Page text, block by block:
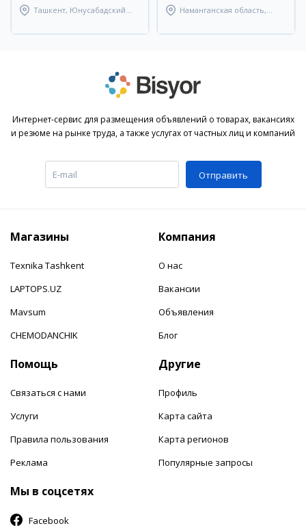
Ташкент, Юнусабадский
Наманганская область,
Интернет-сервис для размещения объявлений о товарах, вакансиях
и резюме на рынке труда, а также услугах от частных лиц и компаний
Отправить
Магазины
Texnika Tashkent
LAPTOPS.UZ
Mavsum
CHEMODANCHIK
Компания
О нас
Вакансии
Объявления
Блог
Помощь
Связаться с нами
Услуги
Правила пользования
Реклама
Другие
Профиль
Карта сайта
Карта регионов
Популярные запросы
Мы в соцсетях
Facebook